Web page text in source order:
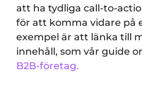
att ha tydliga call-to-
för att komma vidare på
exempel är att länka till
innehåll, som vår guide
B2B-företag.